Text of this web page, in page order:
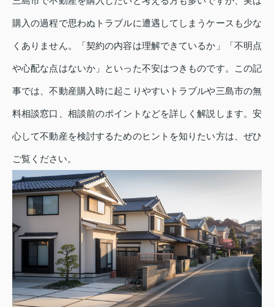
購入の過程で思わぬトラブルに遭遇してしまうケースも少な
くありません。「契約の内容は理解できているか」「不明点
や心配な点はないか」といった不安はつきものです。この記
事では、不動産購入時に起こりやすいトラブルや三島市の無
料相談窓口、相談前のポイントなどを詳しく解説します。安
心して不動産を検討するためのヒントを知りたい方は、ぜひ
ご覧ください。